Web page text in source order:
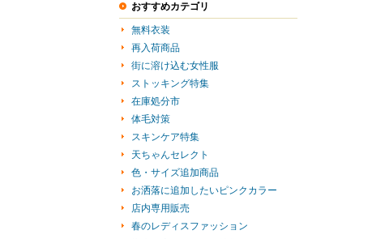
おすすめカテゴリ
無料衣装
再入荷商品
街に溶け込む女性服
ストッキング特集
在庫処分市
体毛対策
スキンケア特集
天ちゃんセレクト
色・サイズ追加商品
お洒落に追加したいピンクカラー
店内専用販売
春のレディスファッション